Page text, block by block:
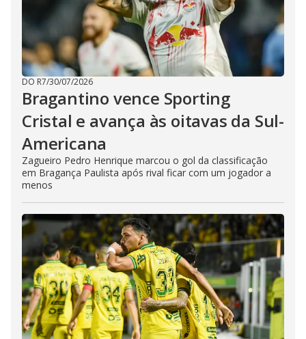
DO R7/30/07/2026
Bragantino vence Sporting
Cristal e avança às oitavas da Sul-
Americana
Zagueiro Pedro Henrique marcou o gol da classificação
em Bragança Paulista após rival ficar com um jogador a
menos